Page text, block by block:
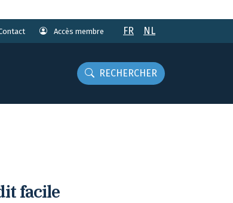
Accès membre FR NL
RECHERCHER
facile